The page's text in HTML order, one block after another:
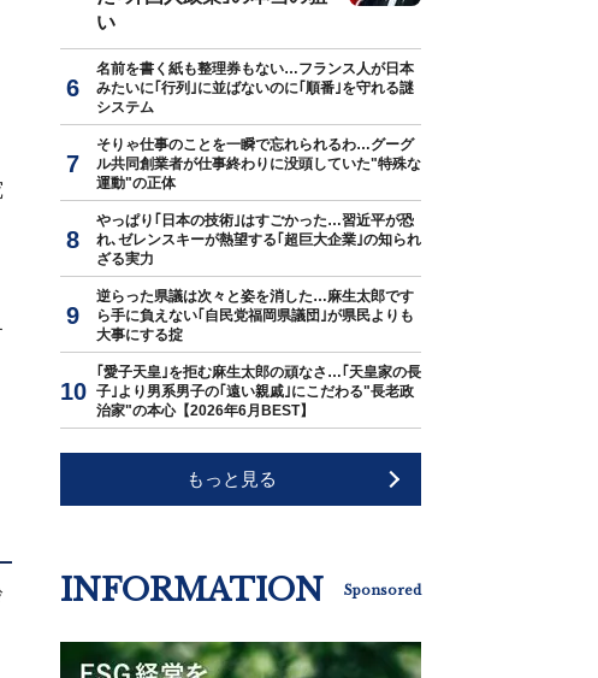
い
名前を書く紙も整理券もない…フランス人が日本
みたいに｢行列｣に並ばないのに｢順番｣を守れる謎
システム
そりゃ仕事のことを一瞬で忘れられるわ…グーグ
ル共同創業者が仕事終わりに没頭していた"特殊な
運動"の正体
やっぱり｢日本の技術｣はすごかった…習近平が恐
れ､ゼレンスキーが熱望する｢超巨大企業｣の知られ
ざる実力
逆らった県議は次々と姿を消した…麻生太郎です
ら手に負えない｢自民党福岡県議団｣が県民よりも
大事にする掟
｢愛子天皇｣を拒む麻生太郎の頑なさ…｢天皇家の長
子｣より男系男子の｢遠い親戚｣にこだわる"長老政
治家"の本心【2026年6月BEST】
もっと見る
INFORMATION Sponsored